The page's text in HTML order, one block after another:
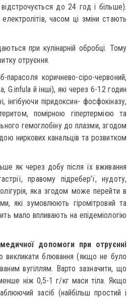
до 24 год і більше).
часом ці зміни стають
при кулінарній обробці. Тому
отруєння.
коричнево-сіро-червоний,
й інші), які через 6-12 годин
інгібуючи піридоксин- фосфокіназу,
помірною гіпертермією та
гемоглобіну до плазми, згодом
ниркових канальців та розвитком
як через добу після їх вживання
правому підребер’ї, нудоту,
яка згодом може перейти в
які зумовлюють гіромітровий та
мало впливають на епідеміологію
допомоги при отруєнні
викликати блювання (якщо не було
вугіллям. Варто зазначити, що
ніж 0,5-1 г/кг маси тіла. Якщо
засіб (найбільш простий і